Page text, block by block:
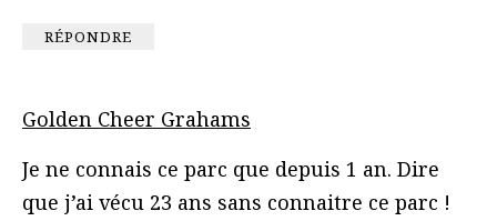
RÉPONDRE
Golden Cheer Grahams
Je ne connais ce parc que depuis 1 an. Dire
que j’ai vécu 23 ans sans connaitre ce parc !